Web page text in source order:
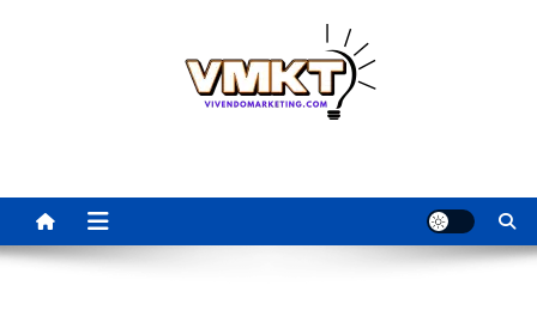
Para Revenda | Vivendo
Marketing